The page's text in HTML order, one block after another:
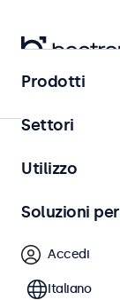
Home
Monitor per
Monitor per
l'integrazione in
ambienti IT.
versatili e sono
center,
Prodotti
Settori
Utilizzo
Soluzioni
Accedi
Italiano